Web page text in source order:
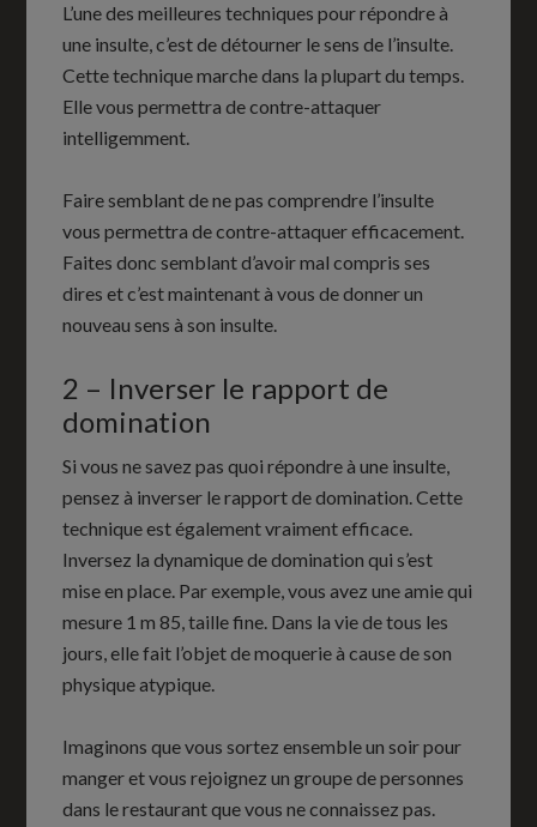
L’une des meilleures techniques pour répondre à
une insulte, c’est de détourner le sens de l’insulte.
Cette technique marche dans la plupart du temps.
Elle vous permettra de contre-attaquer
intelligemment.
Faire semblant de ne pas comprendre l’insulte
vous permettra de contre-attaquer efficacement.
Faites donc semblant d’avoir mal compris ses
dires et c’est maintenant à vous de donner un
nouveau sens à son insulte.
2 – Inverser le rapport de
domination
Si vous ne savez pas quoi répondre à une insulte,
pensez à inverser le rapport de domination. Cette
technique est également vraiment efficace.
Inversez la dynamique de domination qui s’est
mise en place. Par exemple, vous avez une amie qui
mesure 1 m 85, taille fine. Dans la vie de tous les
jours, elle fait l’objet de moquerie à cause de son
physique atypique.
Imaginons que vous sortez ensemble un soir pour
manger et vous rejoignez un groupe de personnes
dans le restaurant que vous ne connaissez pas.